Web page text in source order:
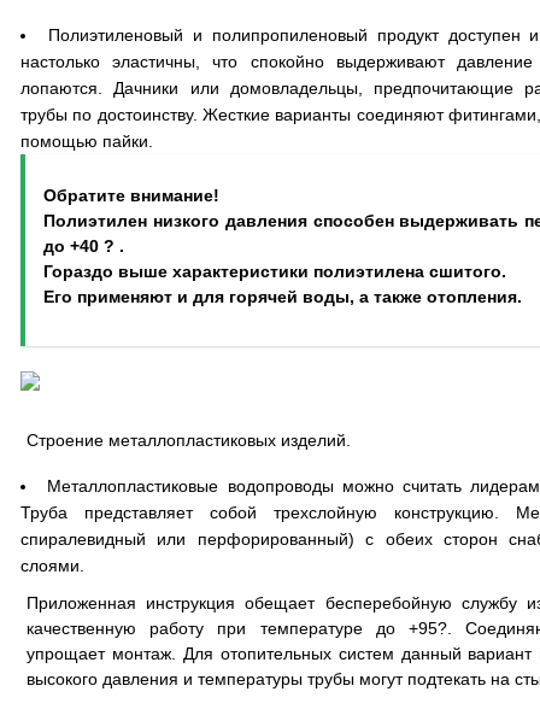
Полиэтиленовый и полипропиленовый продукт доступен
настолько эластичны, что спокойно выдерживают
лопаются. Дачники или домовладельцы, предпочитающие
трубы по достоинству. Жесткие варианты соединяют
помощью пайки.
Обратите внимание!
Полиэтилен низкого давления способен выдерживать
до +40 ? .
Гораздо выше характеристики полиэтилена сшитого.
Его применяют и для горячей воды, а также отопления.
Строение металлопластиковых изделий.
Металлопластиковые водопроводы можно считать
Труба представляет собой трехслойную конструкцию.
спиралевидный или перфорированный) с обеих сторон
слоями.
Приложенная инструкция обещает бесперебойную службу
качественную работу при температуре до +95?.
упрощает монтаж. Для отопительных систем данный
высокого давления и температуры трубы могут подтекать на